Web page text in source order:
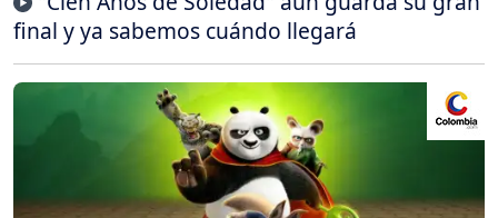
final y ya sabemos cuándo llegará